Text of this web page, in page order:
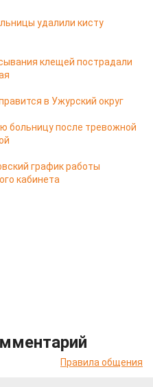
удалили кисту
клещей пострадали
в Ужурский округ
больницу после тревожной
график работы
кабинета
Правила общения